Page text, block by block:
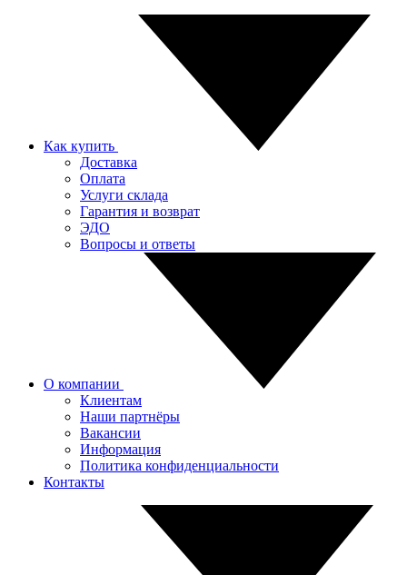
Как купить
Доставка
Оплата
Услуги склада
Гарантия и возврат
ЭДО
Вопросы и ответы
О компании
Клиентам
Наши партнёры
Вакансии
Информация
Политика конфиденциальности
Контакты